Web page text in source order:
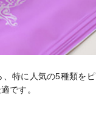
特に人気の5種類をピ
です。